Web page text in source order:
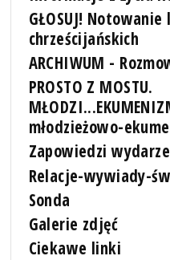
GŁOSUJ!
chrześcijańskich
ARCHIWUM -
PROSTO Z MOSTU.
młodzieżowo-
Zapowiedzi
Relacje-wywiady-
Sonda
Galerie zdjęć
Ciekawe linki